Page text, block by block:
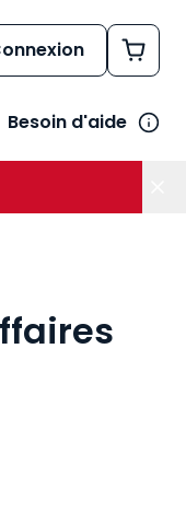
Besoin d'aide